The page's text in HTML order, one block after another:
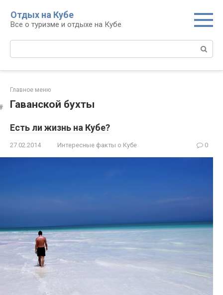
контенту
Отдых на Кубе
Все о туризме и отдыхе на Кубе
Главное меню
Гаванской бухты
Есть ли жизнь на Кубе?
27.02.2014 Интересные факты о Кубе 0